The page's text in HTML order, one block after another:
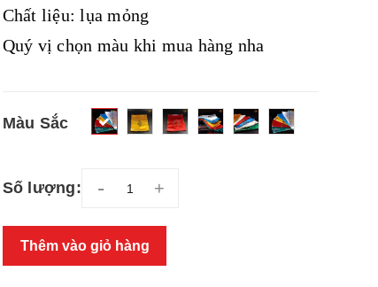
Chất liệu: lụa mỏng
Quý vị chọn màu khi mua hàng nha
Màu Sắc
Số lượng: - +
Thêm vào giỏ hàng